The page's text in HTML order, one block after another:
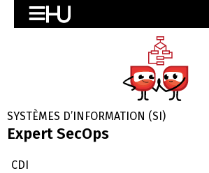
SYSTÈMES D’INFORMATION (SI)
Expert SecOps
CDI